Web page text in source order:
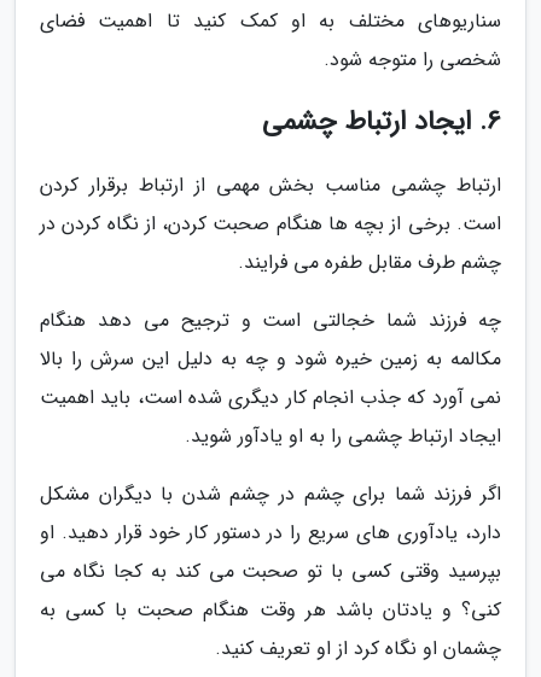
سناریوهای مختلف به او کمک کنید تا اهمیت فضای
شخصی را متوجه شود.
6. ایجاد ارتباط چشمی
ارتباط چشمی مناسب بخش مهمی از ارتباط برقرار کردن
است. برخی از بچه ها هنگام صحبت کردن، از نگاه کردن در
چشم طرف مقابل طفره می فرایند.
چه فرزند شما خجالتی است و ترجیح می دهد هنگام
مکالمه به زمین خیره شود و چه به دلیل این سرش را بالا
نمی آورد که جذب انجام کار دیگری شده است، باید اهمیت
ایجاد ارتباط چشمی را به او یادآور شوید.
اگر فرزند شما برای چشم در چشم شدن با دیگران مشکل
دارد، یادآوری های سریع را در دستور کار خود قرار دهید. او
بپرسید وقتی کسی با تو صحبت می کند به کجا نگاه می
کنی؟ و یادتان باشد هر وقت هنگام صحبت با کسی به
چشمان او نگاه کرد از او تعریف کنید.